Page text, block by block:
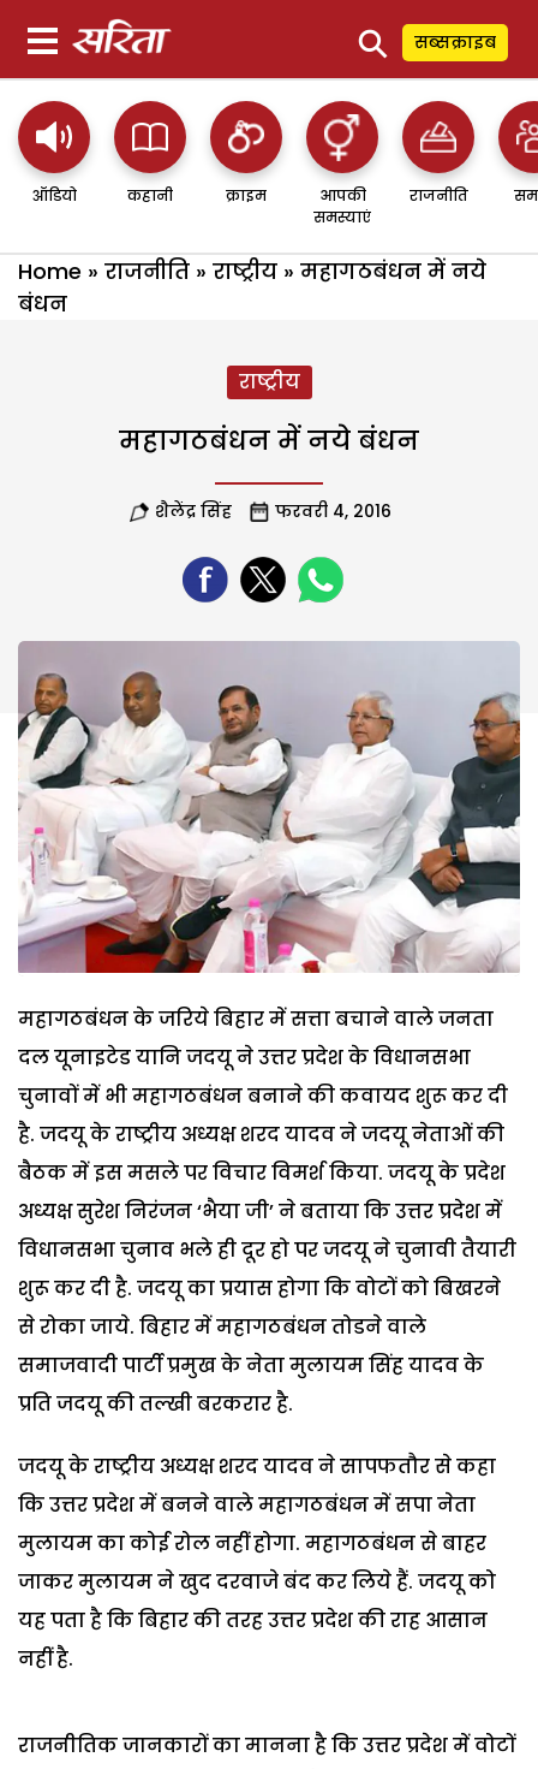
⚲ सब्सक्राइब
ऑडियो कहानी क्राइम
आपकी
समस्याएं
राजनीति
Home » राजनीति » राष्ट्रीय » महागठबंधन में नये
बंधन
राष्ट्रीय
महागठबंधन में नये बंधन
शैलेंद्र सिंह फरवरी 4, 2016
महागठबंधन के जरिये बिहार में सत्ता बचाने वाले जनता
दल यूनाइटेड यानि जदयू ने उत्तर प्रदेश के विधानसभा
चुनावों में भी महागठबंधन बनाने की कवायद शुरू कर दी
है. जदयू के राष्ट्रीय अध्यक्ष शरद यादव ने जदयू नेताओं की
बैठक में इस मसले पर विचार विमर्श किया. जदयू के प्रदेश
अध्यक्ष सुरेश निरंजन ‘भैया जी’ ने बताया कि उत्तर प्रदेश में
विधानसभा चुनाव भले ही दूर हो पर जदयू ने चुनावी तैयारी
शुरू कर दी है. जदयू का प्रयास होगा कि वोटों को बिखरने
से रोका जाये. बिहार में महागठबंधन तोडने वाले
समाजवादी पार्टी प्रमुख के नेता मुलायम सिंह यादव के
प्रति जदयू की तल्खी बरकरार है.
जदयू के राष्ट्रीय अध्यक्ष शरद यादव ने सापफतौर से कहा
कि उत्तर प्रदेश में बनने वाले महागठबंधन में सपा नेता
मुलायम का कोई रोल नहीं होगा. महागठबंधन से बाहर
जाकर मुलायम ने खुद दरवाजे बंद कर लिये हैं. जदयू को
यह पता है कि बिहार की तरह उत्तर प्रदेश की राह आसान
नहीं है.
राजनीतिक जानकारों का मानना है कि उत्तर प्रदेश में वोटों